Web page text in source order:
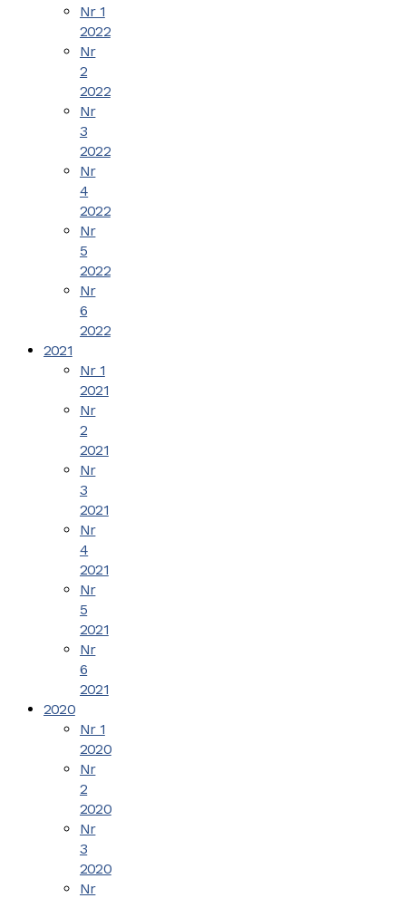
Nr 1
2022
Nr
2
2022
Nr
3
2022
Nr
4
2022
Nr
5
2022
Nr
6
2022
2021
Nr 1
2021
Nr
2
2021
Nr
3
2021
Nr
4
2021
Nr
5
2021
Nr
6
2021
2020
Nr 1
2020
Nr
2
2020
Nr
3
2020
Nr